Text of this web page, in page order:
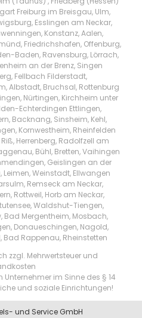
Freiburg im Breisgau, Ulm,
Esslingen am Neckar,
Konstanz, Aalen,
Friedrichshafen, Offenburg,
Baden, Ravensburg, Lörrach,
an der Brenz, Singen
Fellbach Filderstadt,
Albstadt, Bruchsal, Rottenburg
Nürtingen, Kirchheim unter
Echterdingen Ettlingen,
Backnang, Sinsheim, Kehl,
Kornwestheim, Rheinfelden
Herrenberg, Radolfzell am
Bühl, Bretten, Vaihingen
Geislingen an der
Weinstadt, Ellwangen
Remseck am Neckar,
Rottweil, Horb am Neckar,
Waldshut-Tiengen,
Bad Mergentheim, Mosbach,
Donaueschingen, Nagold,
Rappenau, Rheinstetten
zzgl. Mehrwertsteuer und
im Sinne des § 14
und soziale Einrichtungen!
und Service GmbH